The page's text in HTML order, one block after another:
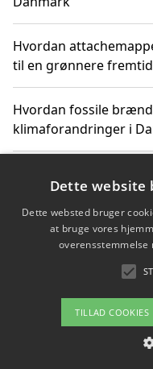
Hvordan
til en grønnere fremtid
Hvordan fossile
klimaforandringer i
klimaændringer
Hvordan citater om
Om / kontakt
Dette website
Dette websted bruger
at bruge vores
overensstemmelse
TILLAD COOKIES